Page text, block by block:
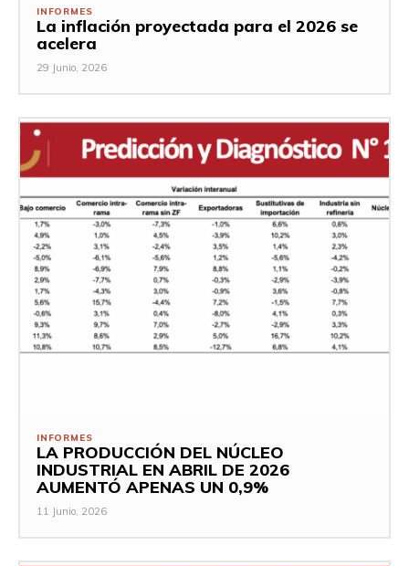
INFORMES
La inflación proyectada para el 2026 se
acelera
29 Junio, 2026
INFORMES
LA PRODUCCIÓN DEL NÚCLEO
INDUSTRIAL EN ABRIL DE 2026
AUMENTÓ APENAS UN 0,9%
11 Junio, 2026